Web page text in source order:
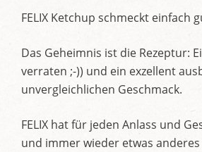
FELIX Ketchup schmeckt einfach
Das Geheimnis ist die Rezeptur:
verraten ;-)) und ein exzellent
unvergleichlichen Geschmack.
FELIX hat für jeden Anlass und
und immer wieder etwas